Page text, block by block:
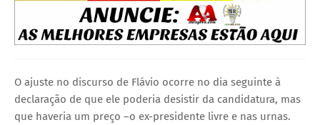
O ajuste no discurso de Flávio ocorre no dia seguinte à
declaração de que ele poderia desistir da candidatura, mas
que haveria um preço –o ex-presidente livre e nas urnas.